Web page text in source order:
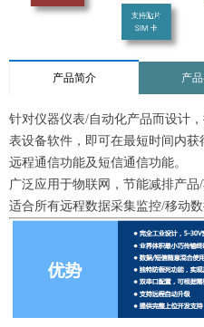
产品简介 产
针对仪器仪表/自动化产品而设计
表设备软件，即可在最短时间内获
远程通信功能及短信通信功能。
广泛应用于物联网，节能减排产品
适合所有远程数据采集监控/移动数